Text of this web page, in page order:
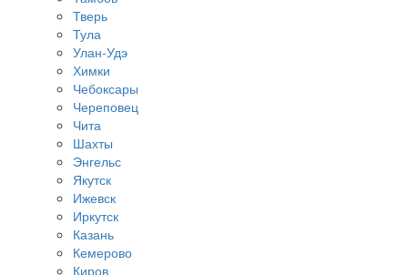
Тверь
Тула
Улан-Удэ
Химки
Чебоксары
Череповец
Чита
Шахты
Энгельс
Якутск
Ижевск
Иркутск
Казань
Кемерово
Киров